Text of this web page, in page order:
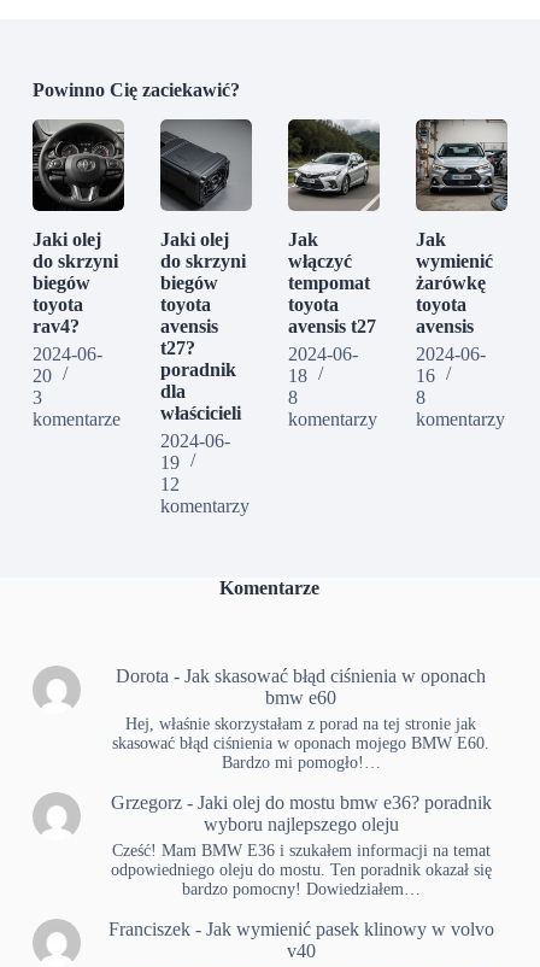
Powinno Cię zaciekawić?
Jaki olej
do skrzyni
biegów
toyota
rav4?
2024-06-
20
3
komentarze
Jaki olej
do skrzyni
biegów
toyota
avensis
t27?
poradnik
dla
właścicieli
2024-06-
19
12
komentarzy
Jak
włączyć
tempomat
toyota
avensis t27
2024-06-
18
8
komentarzy
Jak
wymienić
żarówkę
toyota
avensis
2024-06-
16
8
komentarzy
Komentarze
Dorota -Jak skasować błąd ciśnienia w oponach
bmw e60
Hej, właśnie skorzystałam z porad na tej stronie jak
skasować błąd ciśnienia w oponach mojego BMW E60.
Bardzo mi pomogło!…
Grzegorz- Jaki olej do mostu bmw e36? poradnik
wyboru najlepszego oleju
Cześć! Mam BMW E36 i szukałem informacji na temat
odpowiedniego oleju do mostu. Ten poradnik okazał się
bardzo pomocny! Dowiedziałem…
Franciszek- Jak wymienić pasek klinowy w volvo
v40